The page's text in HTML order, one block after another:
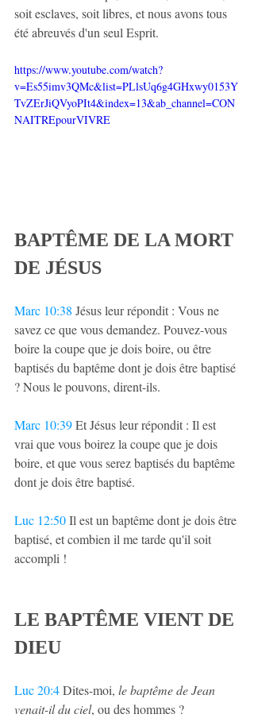
soit esclaves, soit libres, et nous avons tous
été abreuvés d'un seul Esprit.
https://www.youtube.com/watch?
v=Es55imv3QMc&list=PLlsUq6g4GHxwy0153Y
TvZErJiQVyoPIt4&index=13&ab_channel=CON
NAITREpourVIVRE
BAPTÊME DE LA MORT
DE JÉSUS
Marc 10:38 Jésus leur répondit : Vous ne
savez ce que vous demandez. Pouvez-vous
boire la coupe que je dois boire, ou être
baptisés du baptême dont je dois être baptisé
? Nous le pouvons, dirent-ils.
Marc 10:39 Et Jésus leur répondit : Il est
vrai que vous boirez la coupe que je dois
boire, et que vous serez baptisés du baptême
dont je dois être baptisé.
Luc 12:50 Il est un baptême dont je dois être
baptisé, et combien il me tarde qu'il soit
accompli !
LE BAPTÊME VIENT DE
DIEU
Luc 20:4 Dites-moi, le baptême de Jean
venait-il du ciel, ou des hommes ?